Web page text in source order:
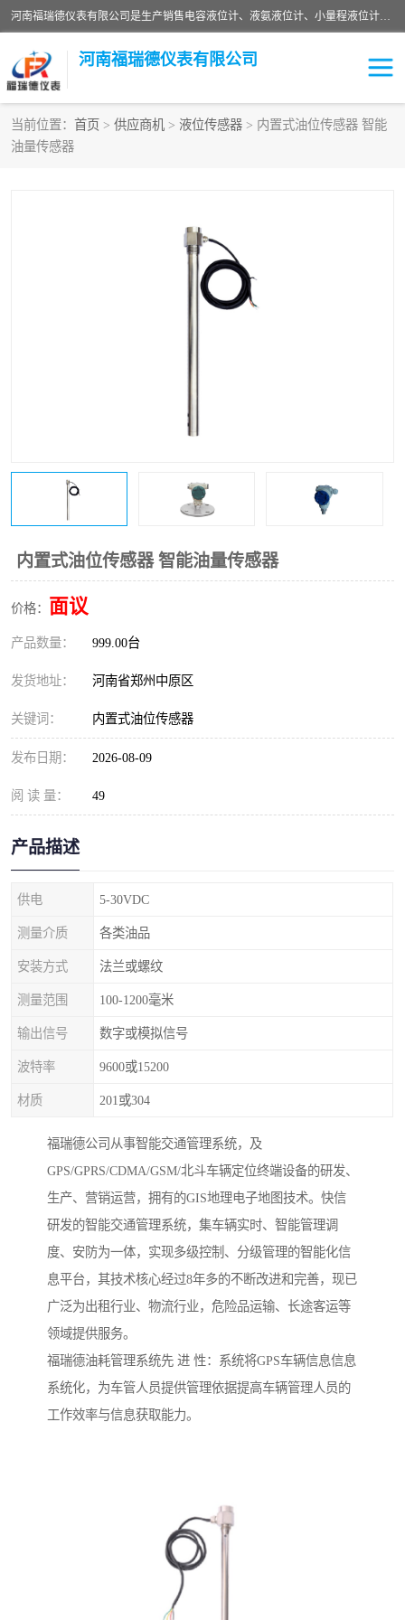
河南福瑞德仪表有限公司是生产销售电容液位计、液氨液位计、小量程液位计定制、智能锅炉水位计、液氮液位计等；并在产品开发、研制的过程中，吸取国内外仪器仪表的技术精华，建立了一支高、精、尖的科研开发队伍，使产品性能不断升级。
河南福瑞德仪表有限公司
当前位置： 首页 > 供应商机 > 液位传感器 > 内置式油位传感器 智能
油量传感器
内置式油位传感器 智能油量传感器
价格： 面议
产品数量： 999.00台
发货地址： 河南省郑州中原区
关键词： 内置式油位传感器
发布日期： 2026-08-09
阅 读 量： 49
产品描述
供电 5-30VDC
测量介质 各类油品
安装方式 法兰或螺纹
测量范围 100-1200毫米
输出信号 数字或模拟信号
波特率 9600或15200
材质 201或304
福瑞德公司从事智能交通管理系统，及
GPS/GPRS/CDMA/GSM/北斗车辆定位终端设备的研发、
生产、营销运营，拥有的GIS地理电子地图技术。快信
研发的智能交通管理系统，集车辆实时、智能管理调
度、安防为一体，实现多级控制、分级管理的智能化信
息平台，其技术核心经过8年多的不断改进和完善，现已
广泛为出租行业、物流行业，危险品运输、长途客运等
领域提供服务。
福瑞德油耗管理系统先 进 性：系统将GPS车辆信息信息
系统化，为车管人员提供管理依据提高车辆管理人员的
工作效率与信息获取能力。
液位计
液氮液位计
液位计传感器定制
流量仪表